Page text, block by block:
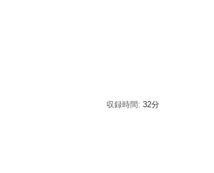
収録時間 32分